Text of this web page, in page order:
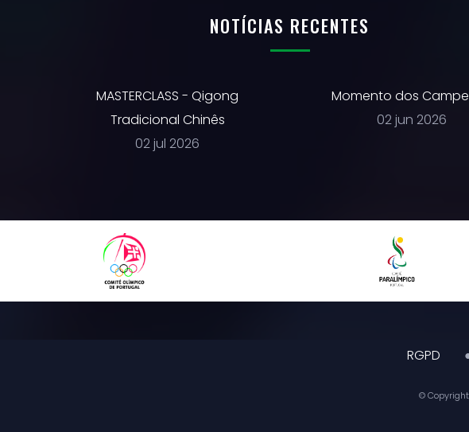
NOTÍCIAS RECENTES
MASTERCLASS - Qigong
Tradicional Chinês
02 jul 2026
Momento dos
02 jun 2026
RGPD
© Copyright